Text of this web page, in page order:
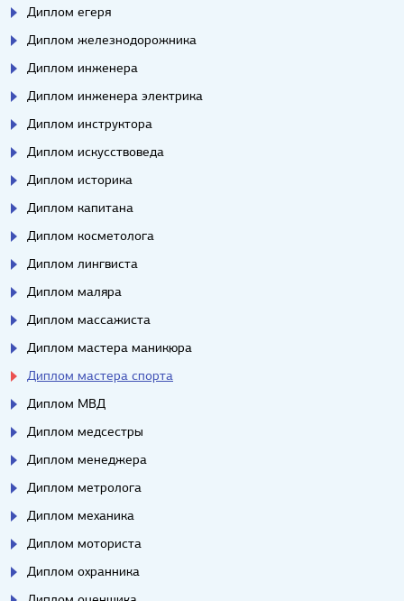
Диплом егеря
Диплом железнодорожника
Диплом инженера
Диплом инженера электрика
Диплом инструктора
Диплом искусствоведа
Диплом историка
Диплом капитана
Диплом косметолога
Диплом лингвиста
Диплом маляра
Диплом массажиста
Диплом мастера маникюра
Диплом мастера спорта
Диплом МВД
Диплом медсестры
Диплом менеджера
Диплом метролога
Диплом механика
Диплом моториста
Диплом охранника